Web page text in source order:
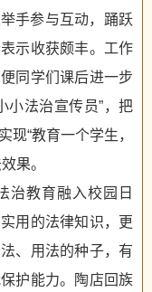
手参与互动，踊跃
示收获颇丰。工作
同学们课后进一步
小法治宣传员”，把
现“教育一个学生，
果。
治教育融入校园日
用的法律知识，更
、用法的种子，有
护能力。陶店回族